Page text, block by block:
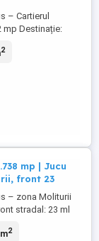
– Cartierul
mp Destinație:
✅ Teren
și canalizare
la rețelele
2
mp | Jucu
front 23
– zona Moliturii
stradal: 23 ml
de Sus, dinspre
2